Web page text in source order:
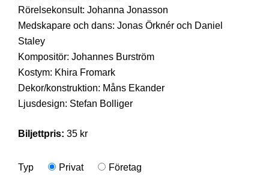
Rörelsekonsult: Johanna Jonasson
Medskapare och dans: Jonas Örknér och Daniel
Staley
Kompositör: Johannes Burström
Kostym: Khira Fromark
Dekor/konstruktion: Måns Ekander
Ljusdesign: Stefan Bolliger
Biljettpris: 35 kr
Typ Privat Företag